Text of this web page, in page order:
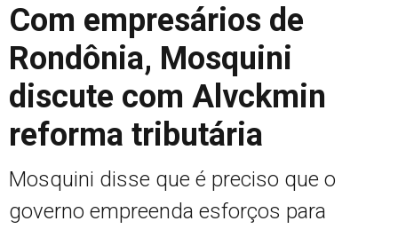
Com empresários de
Rondônia, Mosquini
discute com Alvckmin
reforma tributária
Mosquini disse que é preciso que o
governo empreenda esforços para